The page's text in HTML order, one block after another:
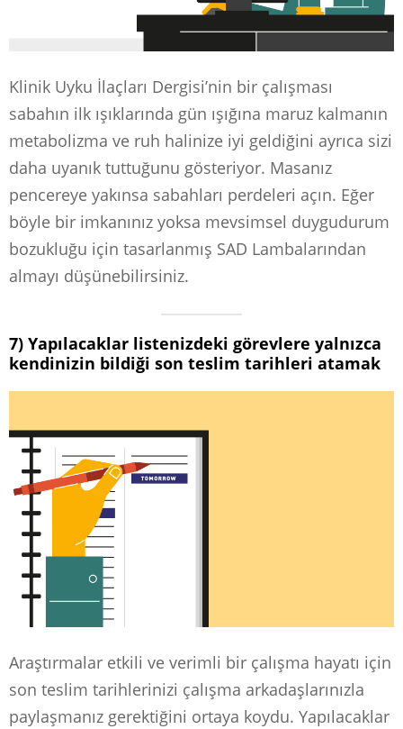
Klinik Uyku İlaçları Dergisi’nin bir çalışması
sabahın ilk ışıklarında gün ışığına maruz kalmanın
metabolizma ve ruh halinize iyi geldiğini ayrıca sizi
daha uyanık tuttuğunu gösteriyor. Masanız
pencereye yakınsa sabahları perdeleri açın. Eğer
böyle bir imkanınız yoksa mevsimsel duygudurum
bozukluğu için tasarlanmış SAD Lambalarından
almayı düşünebilirsiniz.
7) Yapılacaklar listenizdeki görevlere yalnızca
kendinizin bildiği son teslim tarihleri atamak
Araştırmalar etkili ve verimli bir çalışma hayatı için
son teslim tarihlerinizi çalışma arkadaşlarınızla
paylaşmanız gerektiğini ortaya koydu. Yapılacaklar